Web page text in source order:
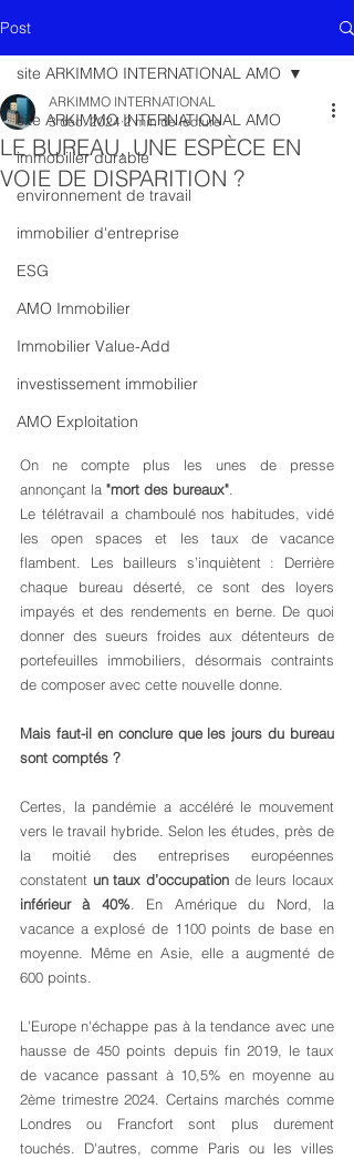
Post
site ARKIMMO INTERNATIONAL AMO
immobilier durable
environnement de travail
immobilier d'entreprise
ESG
AMO Immobilier
Immobilier Value-Add
investissement immobilier
AMO Exploitation
site ARKIMMO INTERNATIONAL AMO
LE BUREAU, UNE ESPÈCE EN
VOIE DE DISPARITION ?
ARKIMMO INTERNATIONAL
3 déc. 2024 2 min de lecture
On ne compte plus les unes de presse
annonçant la "mort des bureaux".
Le télétravail a chamboulé nos habitudes, vidé
les open spaces et les taux de vacance
flambent. Les bailleurs s’inquiètent : Derrière
chaque bureau déserté, ce sont des loyers
impayés et des rendements en berne. De quoi
donner des sueurs froides aux détenteurs de
portefeuilles immobiliers, désormais contraints
de composer avec cette nouvelle donne.
Mais faut-il en conclure que les jours du bureau
sont comptés ?
Certes, la pandémie a accéléré le mouvement
vers le travail hybride. Selon les études, près de
la moitié des entreprises européennes
constatent un taux d’occupation
inférieur à 40%. En Amérique du Nord, la
vacance a explosé de 1100 points de base en
moyenne. Même en Asie, elle a augmenté de
600 points.
L'Europe n'échappe pas à la tendance avec une
hausse de 450 points depuis fin 2019, le taux
de vacance passant à 10,5% en moyenne au
2ème trimestre 2024. Certains marchés comme
Londres ou Francfort sont plus durement
touchés. D'autres, comme Paris ou les villes